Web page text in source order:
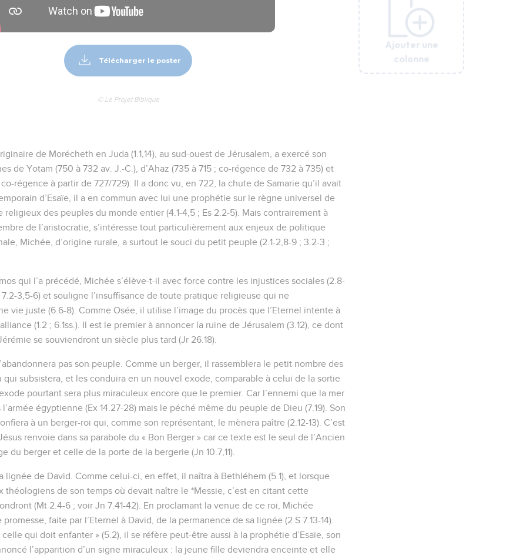
Ajouter une
colonne
Ajouter une
colonne
Ajouter une
colonne
Télécharger le poster
© Le Projet Biblique
de Morécheth en Juda (1.1,14), au sud-ouest de Jérusalem, a exercé son
de Yotam (750 à 732 av. J.-C.), d’Ahaz (735 à 715 ; co-régence de 732 à 735) et
co-régence à partir de 727/729). Il a donc vu, en 722, la chute de Samarie qu’il avait
d’Esaïe, il a en commun avec lui une prophétie sur le règne universel de
religieux des peuples du monde entier (4.1-4,5 ; Es 2.2-5). Mais contrairement à
de l’aristocratie, s’intéresse tout particulièrement aux enjeux de politique
Michée, d’origine rurale, a surtout le souci du petit peuple (2.1-2,8-9 ; 3.2-3 ;
qui l’a précédé, Michée s’élève-t-il avec force contre les injustices sociales (2.8-
7.2-3,5-6) et souligne l’insuffisance de toute pratique religieuse qui ne
vie juste (6.6-8). Comme Osée, il utilise l’image du procès que l’Eternel intente à
(1.2 ; 6.1ss.). Il est le premier à annoncer la ruine de Jérusalem (3.12), ce dont
se souviendront un siècle plus tard (Jr 26.18).
pas son peuple. Comme un berger, il rassemblera le petit nombre des
qui subsistera, et les conduira en un nouvel exode, comparable à celui de la sortie
exode pourtant sera plus miraculeux encore que le premier. Car l’ennemi que la mer
égyptienne (Ex 14.27-28) mais le péché même du peuple de Dieu (7.19). Son
à un berger-roi qui, comme son représentant, le mènera paître (2.12-13). C’est
renvoie dans sa parabole du « Bon Berger » car ce texte est le seul de l’Ancien
du berger et celle de la porte de la bergerie (Jn 10.7,11).
lignée de David. Comme celui-ci, en effet, il naîtra à Bethléhem (5.1), et lorsque
théologiens de son temps où devait naître le *Messie, c’est en citant cette
(Mt 2.4-6 ; voir Jn 7.41-42). En proclamant la venue de ce roi, Michée
promesse, faite par l’Eternel à David, de la permanence de sa lignée (2 S 7.13-14).
qui doit enfanter » (5.2), il se réfère peut-être aussi à la prophétie d’Esaïe, son
l’apparition d’un signe miraculeux : la jeune fille deviendra enceinte et elle
Ajouter une
colonne
Ajouter une
colonne
Ajouter une
colonne